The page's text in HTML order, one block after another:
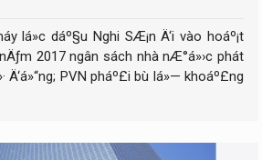
lá»c dáº§u Nghi SÆ¡n Ä‘i vào hoáº¡t
2017 ngân sách nhà nÆ°á»›c phát
Ä‘á»“ng; PVN pháº£i bù lá»— khoáº£ng